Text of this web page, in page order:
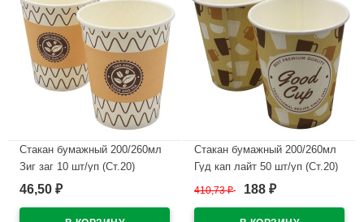
Стакан бумажный 200/260мл
Зиг заг 10 шт/уп (Ст.20)
крышка 446984,446985 ДЛЯ
46,50 ₽
Стакан бумажный 200/260мл
Гуд кап лайт 50 шт/уп (Ст.20)
В наличии
410,73₽ 188 ₽